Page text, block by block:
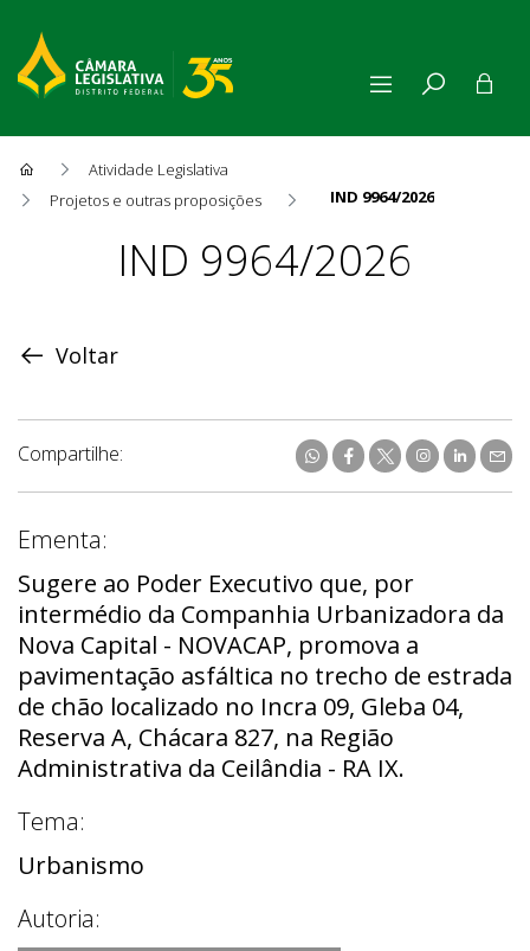
Atividade Legislativa
Projetos e outras proposições
IND 9964/2026
ProposiçãoIND 9964/2026
Voltar
Compartilhe:
Ementa:
Sugere ao Poder Executivo que, por
intermédio da Companhia Urbanizadora da
Nova Capital - NOVACAP, promova a
pavimentação asfáltica no trecho de estrada
de chão localizado no Incra 09, Gleba 04,
Reserva A, Chácara 827, na Região
Administrativa da Ceilândia - RA IX.
Tema:
Urbanismo
Autoria: